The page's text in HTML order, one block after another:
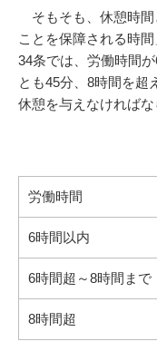
そもそも、休憩時間
ことを保障される時
34条では、労働時間
とも45分、8時間を超
休憩を与えなければな
労働時間
6時間以内
6時間超～8時間まで
8時間超